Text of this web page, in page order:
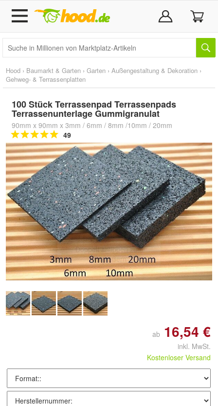
Hood › Baumarkt & Garten › Garten › Außengestaltung & Dekoration ›
Gehweg- & Terrassenplatten
100 Stück Terrassenpad Terrassenpads
Terrassenunterlage Gummigranulat
90mm x 90mm x 3mm / 6mm / 8mm /10mm / 20mm
49
Doppelt antippen zum
vergrößern
ab 16,54 €
inkl. MwSt.
Kostenloser Versand